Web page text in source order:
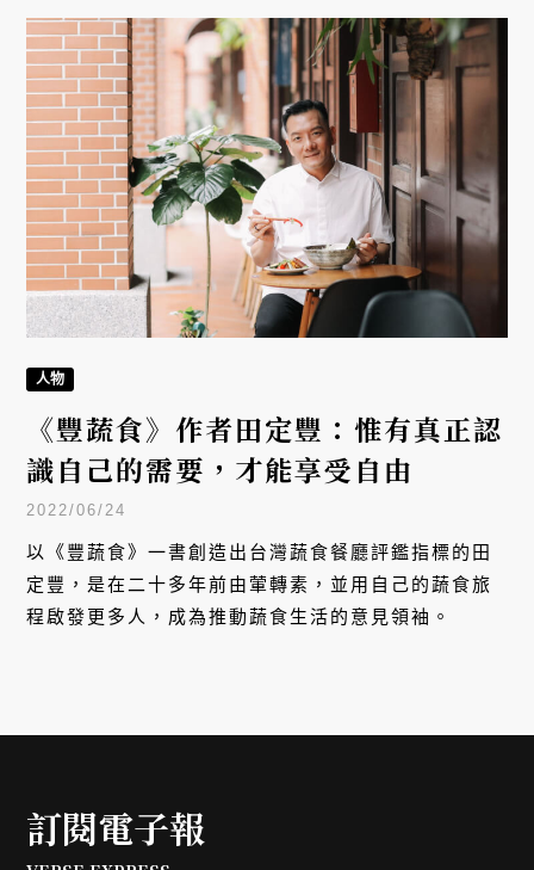
人物
《豐蔬食》作者田定豐：惟有真正認
識自己的需要，才能享受自由
2022/06/24
以《豐蔬食》一書創造出台灣蔬食餐廳評鑑指標的田
定豐，是在二十多年前由葷轉素，並用自己的蔬食旅
程啟發更多人，成為推動蔬食生活的意見領袖。
訂閱電子報